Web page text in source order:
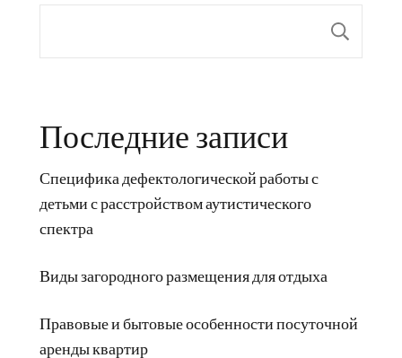
Последние записи
Специфика дефектологической работы с
детьми с расстройством аутистического
спектра
Виды загородного размещения для отдыха
Правовые и бытовые особенности посуточной
аренды квартир